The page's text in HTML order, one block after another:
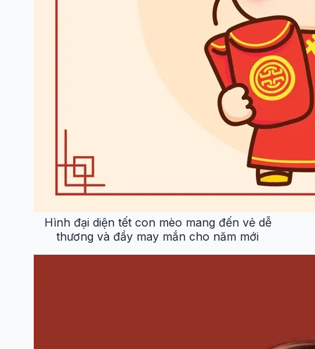
Hình đại diện tết con mèo mang đến vẻ dễ
thương và đầy may mắn cho năm mới